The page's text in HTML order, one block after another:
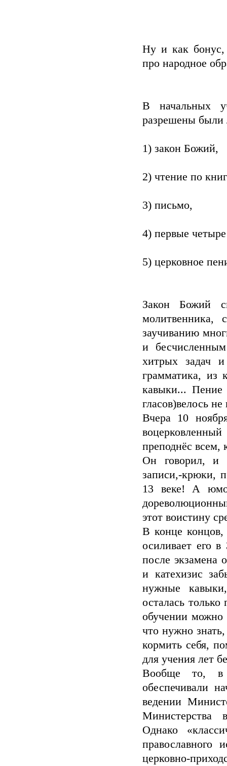
Ну и как бонус,
про народное
В начальных
разрешены
1) закон Божий,
2) чтение по
3) письмо,
4) первые
5) церковное
Закон Божий
молитвенника,
заучиванию
и
хитрых задач
грамматика, из
кавыки... Пение
гласов)велось
Вчера 10
преподнёс всем,
Он говорил, и
записи,-крюки,
13 веке! А
этот воистину
В конце концов,
осиливает его
после экзамена
и катехизис
нужные
осталась
обучении
что нужно
кормить себя,
для учения лет
Вообще то, в
обеспечивали
ведении
Министерства
Однако
церковно-